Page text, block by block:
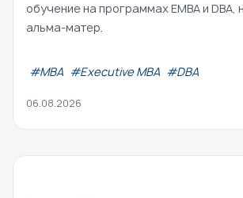
обучение на программах EMBA и DBA,
альма-матер.
#МВА #Executive MBA #DBA
06.08.2026